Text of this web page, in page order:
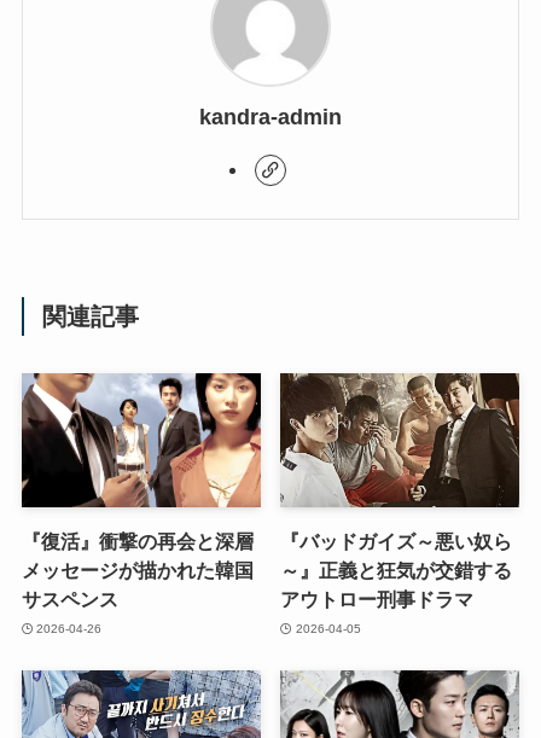
kandra-admin
関連記事
『復活』衝撃の再会と深層
メッセージが描かれた韓国
サスペンス
2026-04-26
『バッドガイズ～悪い奴ら
～』正義と狂気が交錯する
アウトロー刑事ドラマ
2026-04-05